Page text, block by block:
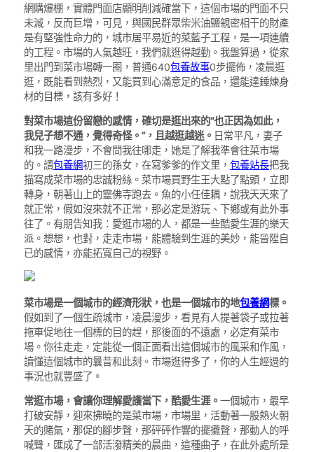
網購爆棚，實體門面店顯明削減確當下，這個市場的門面不只
未減，反而巨增，可見，與國民群眾柴米油鹽親密相干的財產
是有堅強性命力的，城市居平易近的菜藍子工程，是一項連續
的工程。市場的人氣越旺，我們就逛得越勤。我盤算過，從家
里出門到菜市場轉一圈，普通640包養故事0步擺佈，凌晨逛
逛，既能看到熱烈，又能買到心滿意足的食品，還能達錘煉身
材的目標，該有多好！
對菜市場這份留戀的感情，確切是逛出來的“也正因為如此，
我兒子想不通，覺得奇怪。”，且越逛越迷。 日常平凡，妻子
和我一路漫步，不會問我往哪走，她是了解我準會往菜市場
的。讀包養網初三的孫女，在寫爹爹的作文里， 包養站長把我
描寫成菜市場的忠誠粉絲。菜市場買野生王大點了點頭，立即
轉身，朝著山上的靈佛寺跑去。魚的小任佳耦，說我天天來了
就正常，假如沒來就不正常，那必定是游玩、下鄉或有此外事
往了。有朋告知我：愛逛市場的人，都是一些酷愛生涯的樂天
派。想想，也對，走走市場，能體驗到生涯的美妙，能晉陞自
已的感情，亦能拓寬自己的視野。
菜市場是一個城市的經濟形狀，也是一個城市的地包養網標。
假如到了一個生疏城市，凌晨漫步，看見有人提著袋子或拉著
拖車促地往一個標的目的趕，那後面的不遠處，必定有菜市
場。你往走走，定能從一個正面看出這個城市的風采和作風，
讀懂這個城市的曩昔和此刻。市場逛得多了，你的人生經過的
事況也就豐盛了。
常逛市場，會讓你理解愛護當下，酷愛生涯。 一個城市，最早
打破安靜，迎來拂曉的是菜市場，市場里，活動著一股熱火朝
天的賭氣，那促的腳步聲，那砰砰作響的擺攤聲，那動人的呼
喊聲，匯成了一部活潑精美的晨曲，這種曲子，在此外處所是